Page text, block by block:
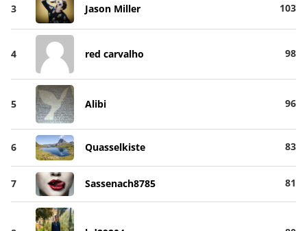
3 Jason Miller 103
4 red carvalho 98
5 Alibi 96
6 Quasselkiste 83
7 Sassenach8785 81